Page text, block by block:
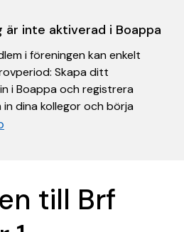
är inte aktiverad i Boappa
i föreningen kan enkelt
Skapa ditt
i Boappa och registrera
in dina kollegor och börja
till Brf